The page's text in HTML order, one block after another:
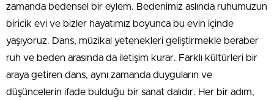
zamanda bedensel bir eylem. Bedenimiz aslında ruhumuzun
biricik evi ve bizler hayatımız boyunca bu evin içinde
yaşıyoruz. Dans, müzikal yetenekleri geliştirmekle beraber
ruh ve beden arasında da iletişim kurar. Farklı kültürleri bir
araya getiren dans, aynı zamanda duyguların ve
düşüncelerin ifade bulduğu bir sanat dalıdır. Her bir adım,